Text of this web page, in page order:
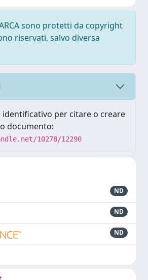
sono protetti da copyright
riservati, salvo diversa
identificativo per citare o creare
documento:
10278/12290
ND
ND
ND